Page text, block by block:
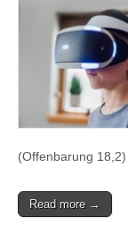
(Offenbarung 18,2)
Read more →